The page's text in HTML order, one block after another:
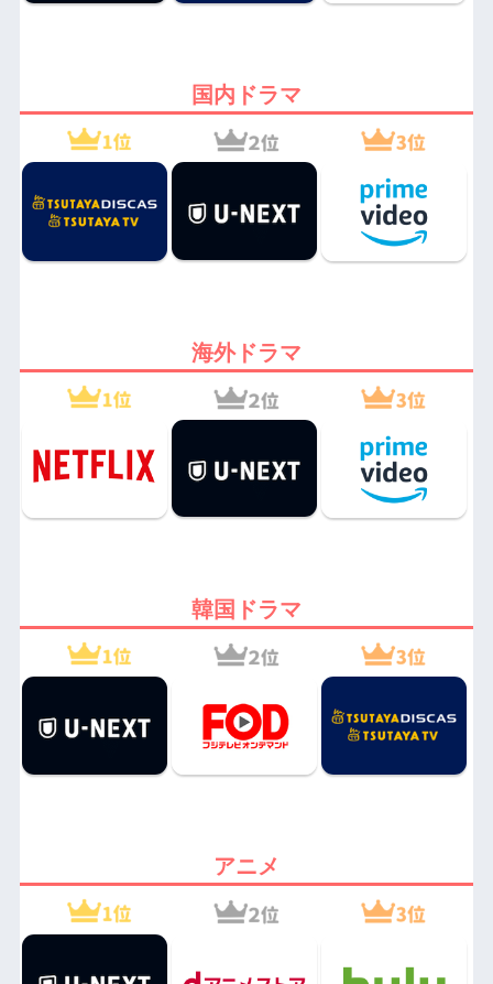
国内ドラマ
海外ドラマ
韓国ドラマ
アニメ